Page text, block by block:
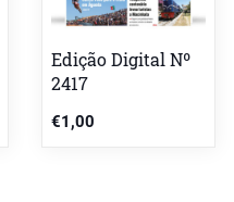
Edição Digital Nº
2417
€1,00